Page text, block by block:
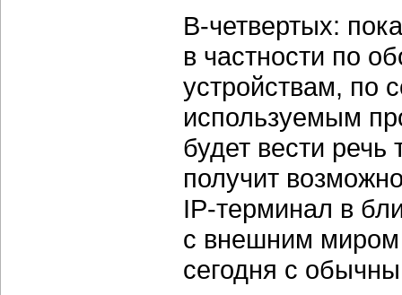
В-четвертых:
в частности по
устройствам, по
используемым
будет вести речь
получит
IP-терминал в
с внешним миром
сегодня с